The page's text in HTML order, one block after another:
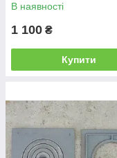
В наявності
1 100 ₴
Купити